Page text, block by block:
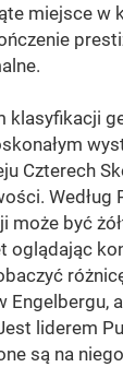
miejsce w
klasyfikacji
Czterech
Według
może być
oglądając
liderem
są na